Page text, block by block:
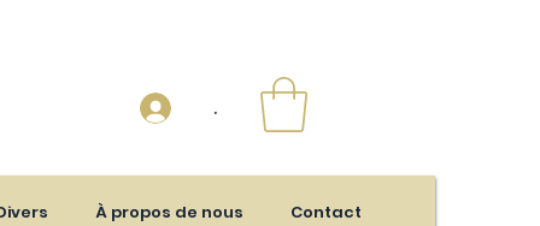
.
À propos de nous Contact